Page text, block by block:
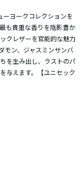
ーヨークコレクションを
も貴重な香りを陰影豊か
クレザーを官能的な魅力
モン、ジャスミンサンバ
を生み出し、ラストのパ
与えます。【ユニセック